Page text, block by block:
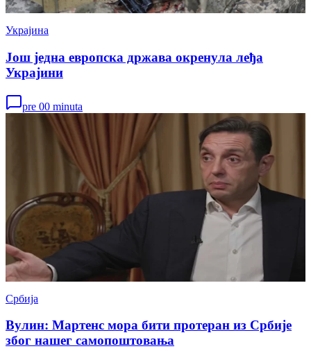
Украјина
Још једна европска држава окренула леђа
Украјини
pre 00 minuta
Србија
Вулин: Мартенс мора бити протеран из Србије
због нашег самопоштовања